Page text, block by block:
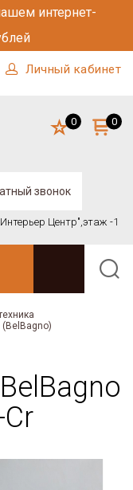
интернет-
Личный кабинет
звонок
Центр",этаж -1
0 0